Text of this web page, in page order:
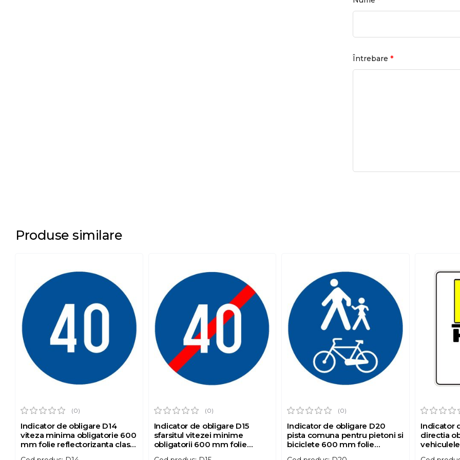
Întrebare *
Produse similare
(0)
Indicator de obligare D14
viteza minima obligatorie 600
mm folie reflectorizanta clasa
(0)
Indicator de obligare D15
sfarsitul vitezei minime
obligatorii 600 mm folie
(0)
Indicator de obligare D20
pista comuna pentru pietoni si
biciclete 600 mm folie
Indicator
directia